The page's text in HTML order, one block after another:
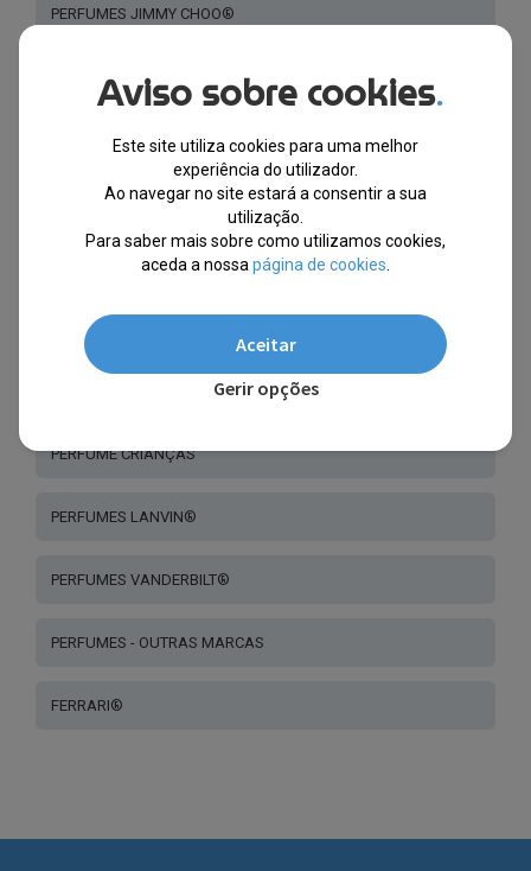
PERFUMES JIMMY CHOO®
PERFUMES CHLOÉ ®
PERFUMES ELIZABETH ARDEN®
PERFUMES STAR WARS®
PERFUMES LOLITA LEMPICKA®
PERFUMES CERRUTI®
PERFUME CRIANÇAS
PERFUMES LANVIN®
PERFUMES VANDERBILT®
PERFUMES - OUTRAS MARCAS
FERRARI®
Aviso sobre cookies.
Este site utiliza cookies para uma melhor
experiência do utilizador.
Ao navegar no site estará a consentir a sua
utilização.
Para saber mais sobre como utilizamos cookies,
aceda a nossa página de cookies
Aceitar
Gerir opções